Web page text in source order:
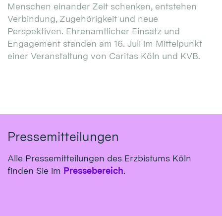
Menschen einander Zeit schenken, entstehen
Verbindung, Zugehörigkeit und neue
Perspektiven. Ehrenamtlicher Einsatz und
Engagement standen am 16. Juli im Mittelpunkt
einer Veranstaltung von Caritas Köln und KVB.
Pressemitteilungen
Alle Pressemitteilungen des Erzbistums Köln
finden Sie im Pressebereich.